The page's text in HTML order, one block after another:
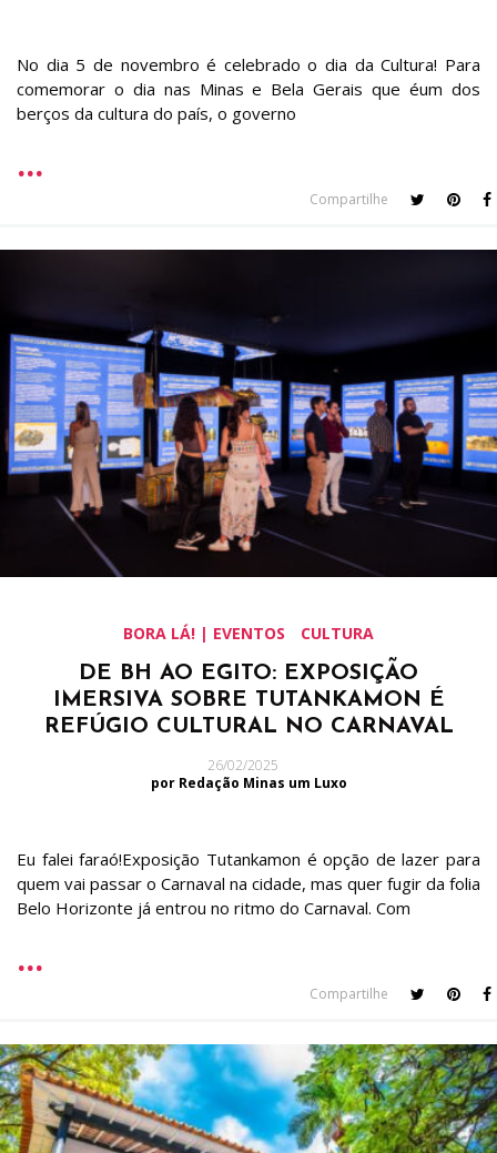
No dia 5 de novembro é celebrado o dia da Cultura! Para
comemorar o dia nas Minas e Bela Gerais que éum dos
berços da cultura do país, o governo
Compartilhe
BORA LÁ! | EVENTOS CULTURA
DE BH AO EGITO: EXPOSIÇÃO
IMERSIVA SOBRE TUTANKAMON É
REFÚGIO CULTURAL NO CARNAVAL
26/02/2025
por Redação Minas um Luxo
Eu falei faraó!Exposição Tutankamon é opção de lazer para
quem vai passar o Carnaval na cidade, mas quer fugir da folia
Belo Horizonte já entrou no ritmo do Carnaval. Com
Compartilhe